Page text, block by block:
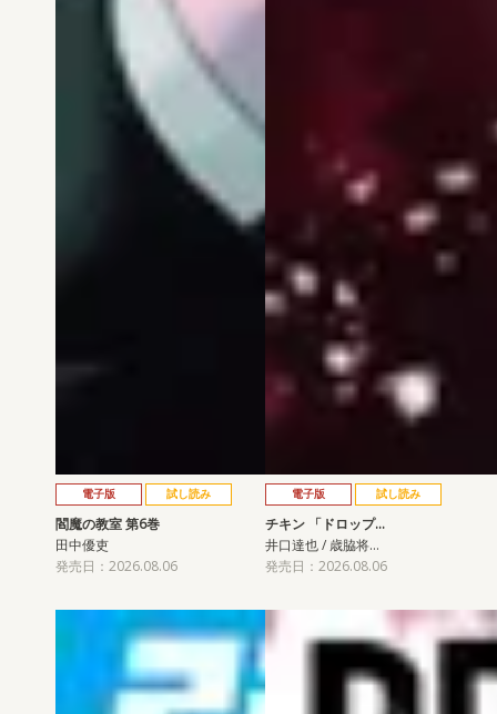
電子版 試し読み
閻魔の教室 第6巻
田中優吏
発売日：2026.08.06
電子版 試し読み
チキン 「ドロップ…
井口達也 / 歳脇将…
発売日：2026.08.06